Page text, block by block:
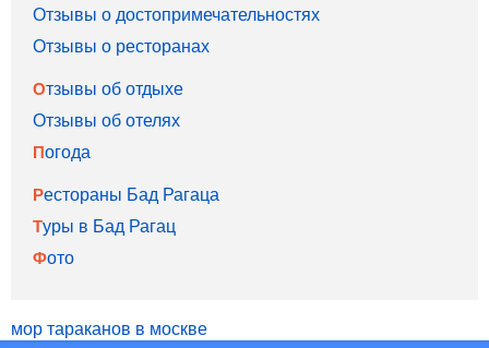
Отзывы о достопримечательностях
Отзывы о ресторанах
Отзывы об отдыхе
Отзывы об отелях
Погода
Рестораны Бад Рагаца
Туры в Бад Рагац
Фото
мор тараканов в москве